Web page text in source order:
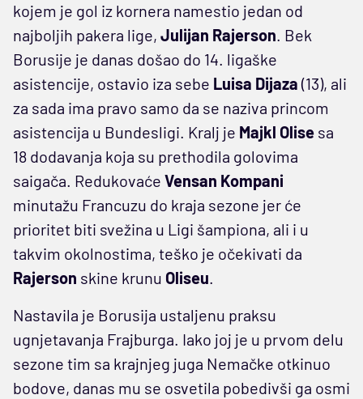
kojem je gol iz kornera namestio jedan od
najboljih pakera lige, Julijan Rajerson. Bek
Borusije je danas došao do 14. ligaške
asistencije, ostavio iza sebe Luisa Dijaza (13), ali
za sada ima pravo samo da se naziva princom
asistencija u Bundesligi. Kralj je Majkl Olise sa
18 dodavanja koja su prethodila golovima
saigača. Redukovaće Vensan Kompani
minutažu Francuzu do kraja sezone jer će
prioritet biti svežina u Ligi šampiona, ali i u
takvim okolnostima, teško je očekivati da
Rajerson skine krunu Oliseu.
Nastavila je Borusija ustaljenu praksu
ugnjetavanja Frajburga. Iako joj je u prvom delu
sezone tim sa krajnjeg juga Nemačke otkinuo
bodove, danas mu se osvetila pobedivši ga osmi